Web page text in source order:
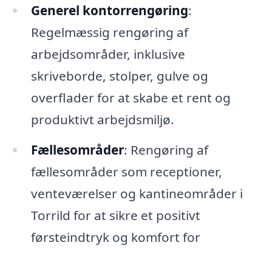
Generel kontorrengøring:
Regelmæssig rengøring af
arbejdsområder, inklusive
skriveborde, stolper, gulve og
overflader for at skabe et rent og
produktivt arbejdsmiljø.
Fællesområder: Rengøring af
fællesområder som receptioner,
venteværelser og kantineområder i
Torrild for at sikre et positivt
førsteindtryk og komfort for